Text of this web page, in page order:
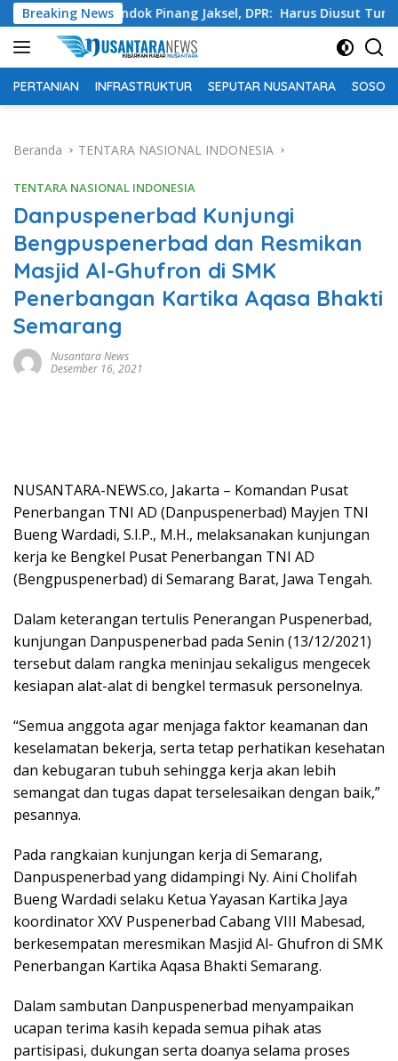
Langsung
ke
konten
Breaking News
Pondok Pinang Jaksel, DPR: Harus Diusut Tuntas
PERTANIAN INFRASTRUKTUR SEPUTAR NUSANTARA SOSOK
Beranda TENTARA NASIONAL INDONESIA
TENTARA NASIONAL INDONESIA
Danpuspenerbad Kunjungi
Bengpuspenerbad dan Resmikan
Masjid Al-Ghufron di SMK
Penerbangan Kartika Aqasa Bhakti
Semarang
Nusantara News
Desember 16, 2021
NUSANTARA-NEWS.co, Jakarta – Komandan Pusat
Penerbangan TNI AD (Danpuspenerbad) Mayjen TNI
Bueng Wardadi, S.I.P., M.H., melaksanakan kunjungan
kerja ke Bengkel Pusat Penerbangan TNI AD
(Bengpuspenerbad) di Semarang Barat, Jawa Tengah.
Dalam keterangan tertulis Penerangan Puspenerbad,
kunjungan Danpuspenerbad pada Senin (13/12/2021)
tersebut dalam rangka meninjau sekaligus mengecek
kesiapan alat-alat di bengkel termasuk personelnya.
“Semua anggota agar menjaga faktor keamanan dan
keselamatan bekerja, serta tetap perhatikan kesehatan
dan kebugaran tubuh sehingga kerja akan lebih
semangat dan tugas dapat terselesaikan dengan baik,”
pesannya.
Pada rangkaian kunjungan kerja di Semarang,
Danpuspenerbad yang didampingi Ny. Aini Cholifah
Bueng Wardadi selaku Ketua Yayasan Kartika Jaya
koordinator XXV Puspenerbad Cabang VIII Mabesad,
berkesempatan meresmikan Masjid Al- Ghufron di SMK
Penerbangan Kartika Aqasa Bhakti Semarang.
Dalam sambutan Danpuspenerbad menyampaikan
ucapan terima kasih kepada semua pihak atas
partisipasi, dukungan serta doanya selama proses